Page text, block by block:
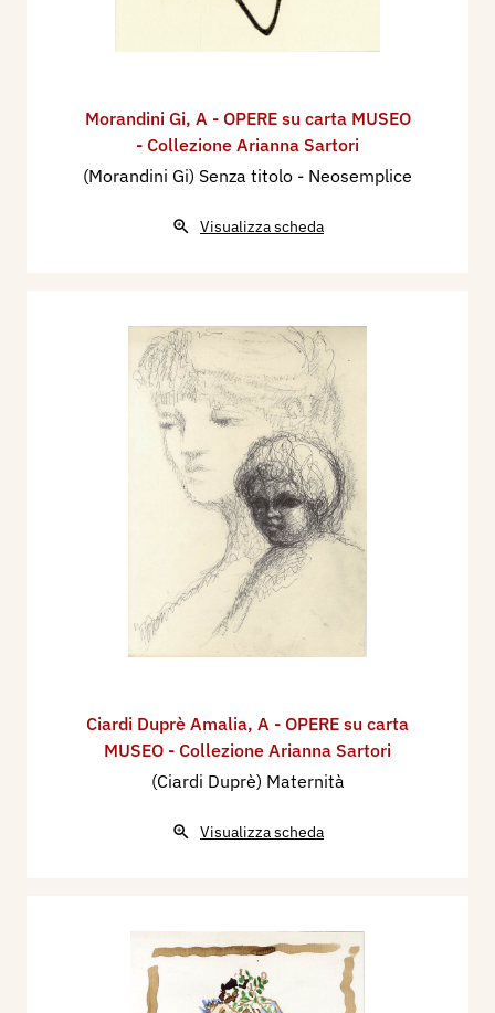
Morandini Gi, A - OPERE su carta MUSEO
- Collezione Arianna Sartori
(Morandini Gi) Senza titolo - Neosemplice
Visualizza scheda
Ciardi Duprè Amalia, A - OPERE su carta
MUSEO - Collezione Arianna Sartori
(Ciardi Duprè) Maternità
Visualizza scheda